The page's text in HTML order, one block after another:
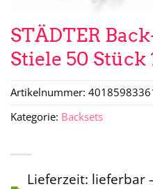
STÄDTER
Stiele 50 Stück
Lieferzeit: lieferbar
Artikelnummer:
Kategorie: Backsets